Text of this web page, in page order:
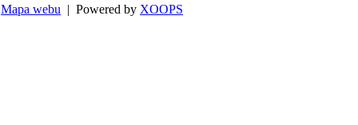
Mapa webu | Powered by XOOPS